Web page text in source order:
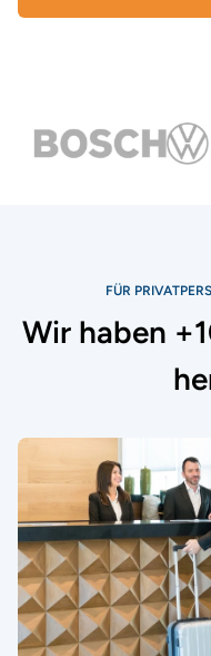
FÜR
Wir haben